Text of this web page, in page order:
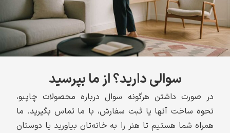
سوالی دارید؟ از ما بپرسید
در صورت داشتن هرگونه سوال درباره محصولات چاپبو،
نحوه ساخت آنها یا ثبت سفارش، با ما تماس بگیرید. ما
همراه شما هستیم تا هنر را به خانه‌تان بیاورید یا دوستان